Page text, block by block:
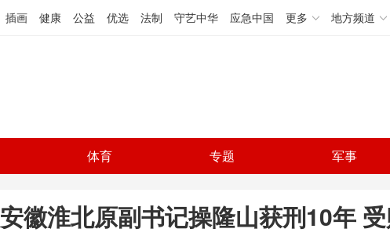
插画 健康 公益 优选 法制 守艺中华 应急中国 更多 地方频道
体育 专题 军事
安徽淮北原副书记操隆山获刑10年